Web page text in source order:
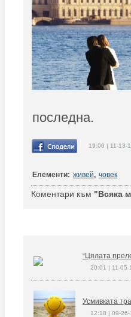
последна.
19:00 | 11-
Елементи: живей, човек
Коментари към "Всяка
“Цялата
20:01 | 11-05-
Усмивката
12:18 | 09-26-